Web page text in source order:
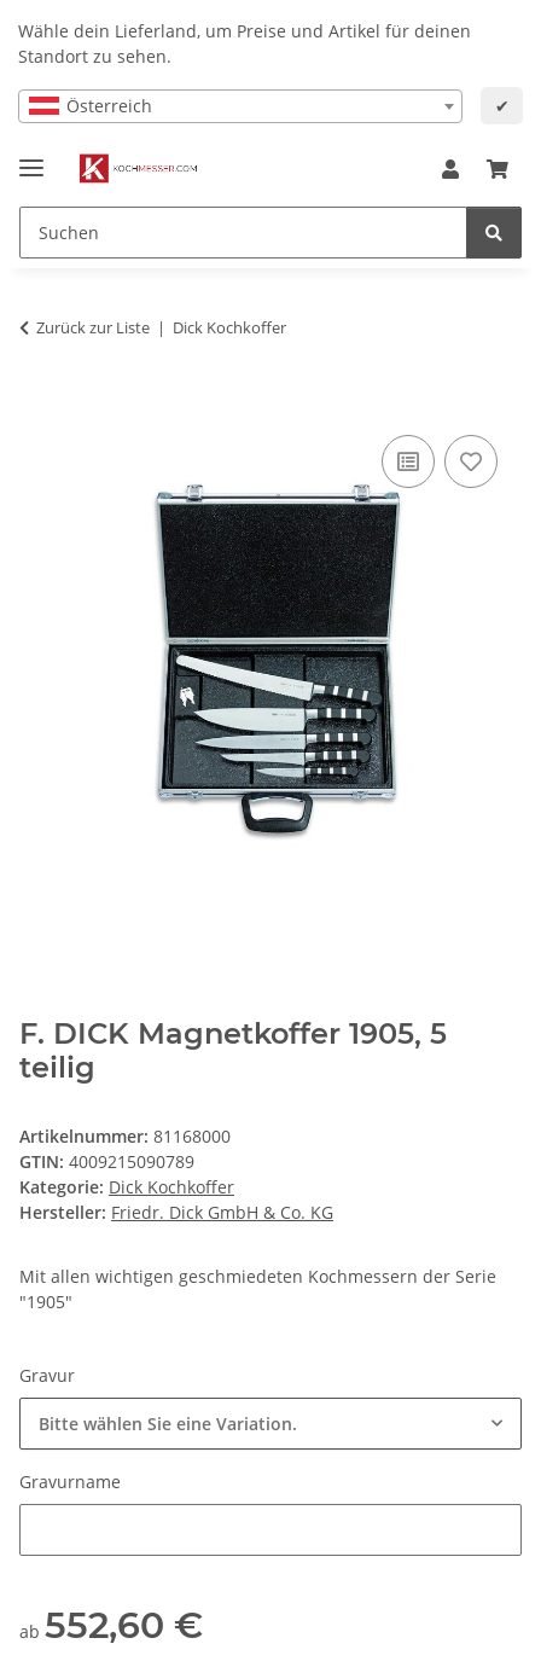
Wähle dein Lieferland, um Preise und Artikel für deinen
Standort zu sehen.
Österreich ✔
Zurück zur Liste Dick Kochkoffer
F. DICK Magnetkoffer 1905, 5
teilig
Artikelnummer: 81168000
GTIN: 4009215090789
Kategorie: Dick Kochkoffer
Hersteller: Friedr. Dick GmbH & Co. KG
Mit allen wichtigen geschmiedeten Kochmessern der Serie
"1905"
Gravur
Bitte wählen Sie eine Variation.
Gravurname
ab 552,60 €